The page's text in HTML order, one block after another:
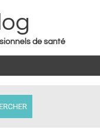
de santé